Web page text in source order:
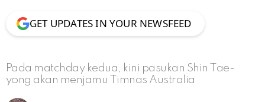
GET UPDATES IN YOUR NEWSFEED
Pada matchday kedua, kini pasukan Shin Tae-
yong akan menjamu Timnas Australia